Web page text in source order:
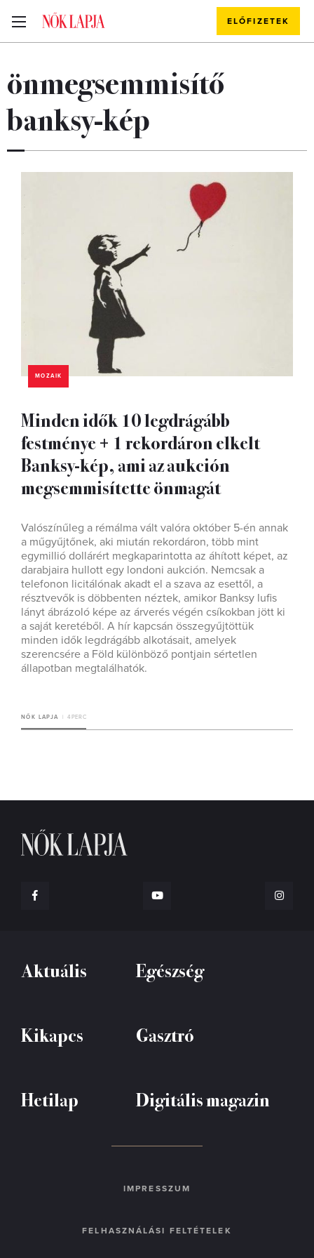
ELŐFIZETEK
önmegsemmisítő
banksy-kép
MOZAIK
Minden idők 10 legdrágább
festménye + 1 rekordáron elkelt
Banksy-kép, ami az aukción
megsemmisítette önmagát
Valószínűleg a rémálma vált valóra október 5-én annak
a műgyűjtőnek, aki miután rekordáron, több mint
egymillió dollárért megkaparintotta az áhított képet, az
darabjaira hullott egy londoni aukción. Nemcsak a
telefonon licitálónak akadt el a szava az esettől, a
résztvevők is döbbenten néztek, amikor Banksy lufis
lányt ábrázoló képe az árverés végén csíkokban jött ki
a saját keretéből. A hír kapcsán összegyűjtöttük
minden idők legdrágább alkotásait, amelyek
szerencsére a Föld különböző pontjain sértetlen
állapotban megtalálhatók.
NŐK LAPJA 4 PERC
Aktuális Egészség
Kikapcs Gasztró
Hetilap Digitális magazin
IMPRESSZUM
FELHASZNÁLÁSI FELTÉTELEK